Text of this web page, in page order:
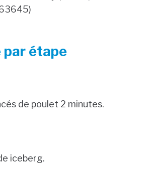
par étape
de poulet 2 minutes.
iceberg.